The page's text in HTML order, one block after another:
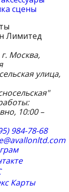
сцены
Лимитед
г. Москва,
улица,
10:00 –
984-78-68
Карты